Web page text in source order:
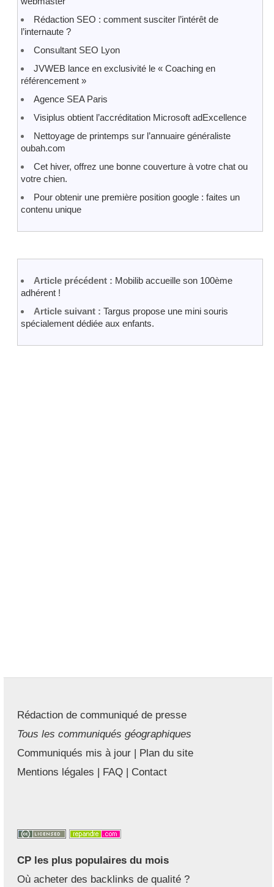
Rédaction SEO : comment susciter l’intérêt de
l’internaute ?
Consultant SEO Lyon
JVWEB lance en exclusivité le « Coaching en
référencement »
Agence SEA Paris
Visiplus obtient l’accréditation Microsoft adExcellence
Nettoyage de printemps sur l’annuaire généraliste
oubah.com
Cet hiver, offrez une bonne couverture à votre chat ou
votre chien.
Pour obtenir une première position google : faites un
contenu unique
Article précédent : Mobilib accueille son 100ème
adhérent !
Article suivant : Targus propose une mini souris
spécialement dédiée aux enfants.
Rédaction de communiqué de presse
Tous les communiqués géographiques
Communiqués mis à jour | Plan du site
Mentions légales | FAQ | Contact
CP les plus populaires du mois
Où acheter des backlinks de qualité ?